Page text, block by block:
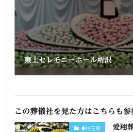
東上セレモニーホール所沢
この葬儀社を見た方はこちらも
◆埼玉県 愛翔